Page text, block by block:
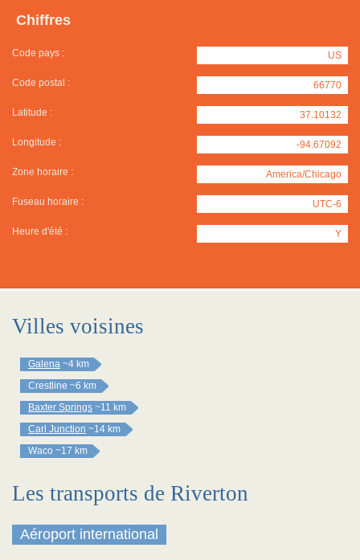
Chiffres
Code pays : US
Code postal : 66770
Latitude : 37.10132
Longitude : -94.67092
Zone horaire : America/Chicago
Fuseau horaire : UTC-6
Heure d'été : Y
Villes voisines
Galena ~4 km
Crestline ~6 km
Baxter Springs ~11 km
Carl Junction ~14 km
Waco ~17 km
Les transports de Riverton
Aéroport international